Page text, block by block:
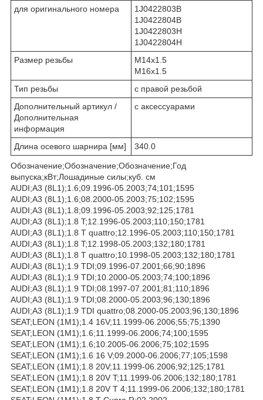
для оригинального номера
1J0422803B
1J0422804B
1J0422803H
1J0422804H
Размер резьбы
M14x1.5
M16x1.5
Тип резьбы
с правой резьбой
Дополнительный артикул /
Дополнительная
информация
с аксессуарами
Длина осевого шарнира [мм] 340.0
Обозначение;Обозначение;Обозначение;Год
выпуска;кВт;Лошадиные силы;куб. см
AUDI;A3 (8L1);1.6;09.1996-05.2003;74;101;1595
AUDI;A3 (8L1);1.6;08.2000-05.2003;75;102;1595
AUDI;A3 (8L1);1.8;09.1996-05.2003;92;125;1781
AUDI;A3 (8L1);1.8 T;12.1996-05.2003;110;150;1781
AUDI;A3 (8L1);1.8 T quattro;12.1996-05.2003;110;150;1781
AUDI;A3 (8L1);1.8 T;12.1998-05.2003;132;180;1781
AUDI;A3 (8L1);1.8 T quattro;10.1998-05.2003;132;180;1781
AUDI;A3 (8L1);1.9 TDI;09.1996-07.2001;66;90;1896
AUDI;A3 (8L1);1.9 TDI;10.2000-05.2003;74;100;1896
AUDI;A3 (8L1);1.9 TDI;08.1997-07.2001;81;110;1896
AUDI;A3 (8L1);1.9 TDI;08.2000-05.2003;96;130;1896
AUDI;A3 (8L1);1.9 TDI quattro;08.2000-05.2003;96;130;1896
SEAT;LEON (1M1);1.4 16V;11.1999-06.2006;55;75;1390
SEAT;LEON (1M1);1.6;11.1999-06.2006;74;100;1595
SEAT;LEON (1M1);1.6;10.2005-06.2006;75;102;1595
SEAT;LEON (1M1);1.6 16 V;09.2000-06.2006;77;105;1598
SEAT;LEON (1M1);1.8 20V;11.1999-06.2006;92;125;1781
SEAT;LEON (1M1);1.8 20V T;11.1999-06.2006;132;180;1781
SEAT;LEON (1M1);1.8 20V T 4;11.1999-06.2006;132;180;1781